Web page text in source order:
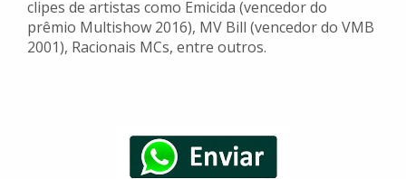
clipes de artistas como Emicida (vencedor do
prêmio Multishow 2016), MV Bill (vencedor do VMB
2001), Racionais MCs, entre outros.